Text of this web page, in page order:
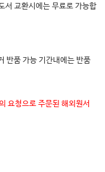
서 교환시에는 무료로 가능합
반품 가능 기간내에는 반품
요청으로 주문된 해외원서